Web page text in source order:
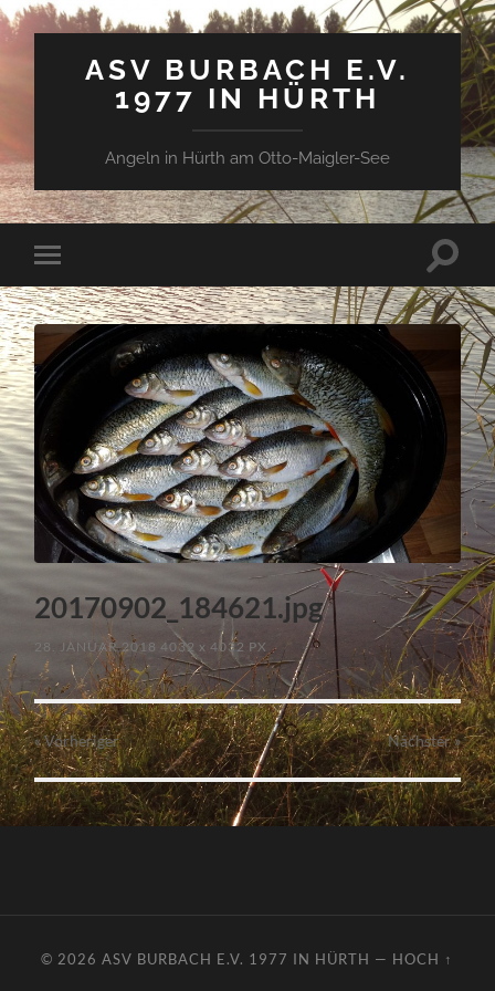
ASV BURBACH E.V.
1977 IN HÜRTH
Angeln in Hürth am Otto-Maigler-See
Mobile-
Menü
ein-/ausblenden
20170902_184621.jpg
28. JANUAR 2018 4032 x 4032 PX
« Vorheriger Nächster»
© 2026ASV BURBACH E.V. 1977 IN HÜRTH — HOCH ↑